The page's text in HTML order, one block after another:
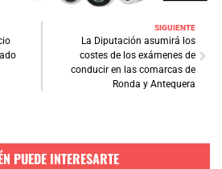
SIGUIENTE
La Diputación asumirá los
costes de los exámenes de
conducir en las comarcas de
Ronda y Antequera
PUEDE INTERESARTE